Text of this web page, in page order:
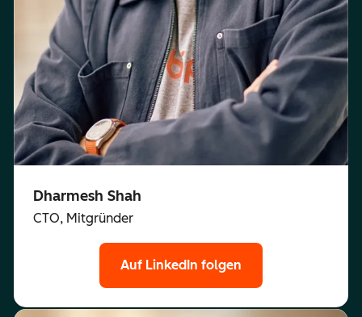
Dharmesh Shah
CTO, Mitgründer
Auf LinkedIn folgen